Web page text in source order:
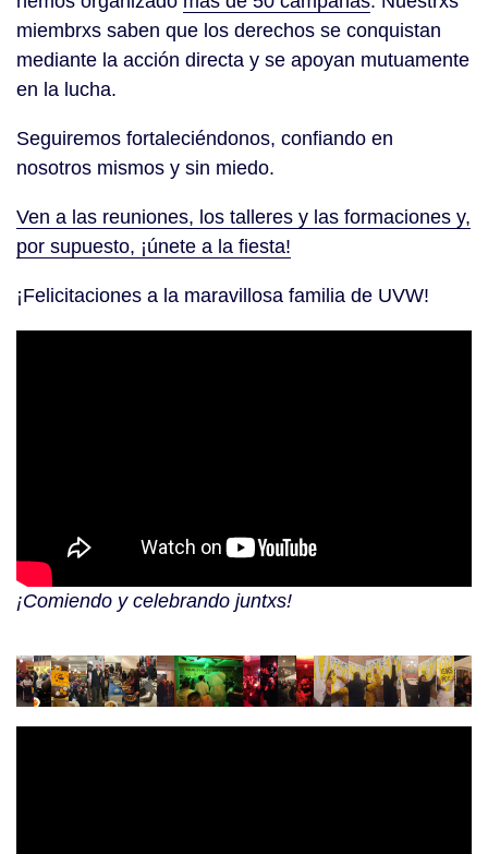
miembrxs saben que los derechos se conquistan
mediante la acción directa y se apoyan mutuamente
en la lucha.
Seguiremos fortaleciéndonos, confiando en
nosotros mismos y sin miedo.
Ven a las reuniones, los talleres y las formaciones y,
por supuesto, ¡únete a la fiesta!
¡Felicitaciones a la maravillosa familia de UVW!
¡Comiendo y celebrando juntxs!